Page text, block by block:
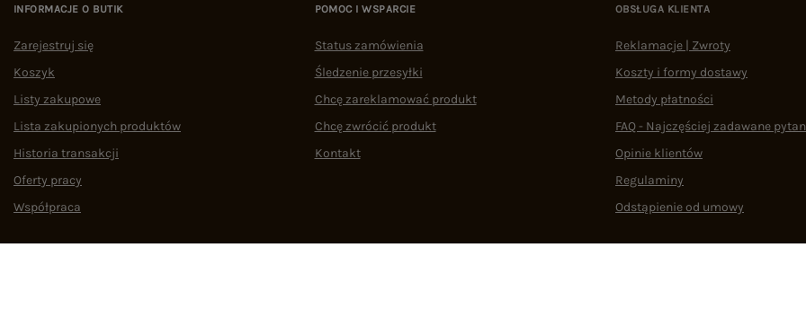
INFORMACJE O BUTIK
Zarejestruj się
Koszyk
Listy zakupowe
Lista zakupionych produktów
Historia transakcji
Oferty pracy
Współpraca
POMOC I WSPARCIE
Status zamówienia
Śledzenie przesyłki
Chcę zareklamować produkt
Chcę zwrócić produkt
Kontakt
OBSŁUGA KLIENTA
Reklamacje | Zwroty
Koszty i formy dostawy
Metody płatności
FAQ - Najczęściej zadawane
Opinie klientów
Regulaminy
Odstąpienie od umowy